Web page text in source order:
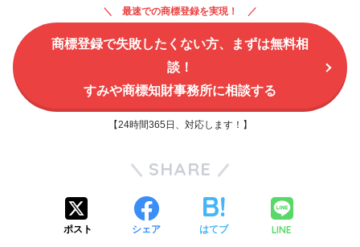
最速での商標登録を実現！
商標登録で失敗したくない方、まずは無料相
談！
すみや商標知財事務所に相談する
【24時間365日、対応します！】
SHARE
ポスト シェア はてブ LINE